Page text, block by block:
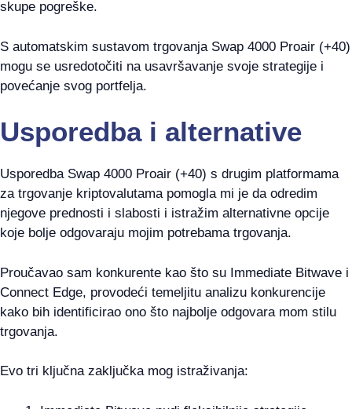
skupe pogreške.
S automatskim sustavom trgovanja Swap 4000 Proair (+40)
mogu se usredotočiti na usavršavanje svoje strategije i
povećanje svog portfelja.
Usporedba i alternative
Usporedba Swap 4000 Proair (+40) s drugim platformama
za trgovanje kriptovalutama pomogla mi je da odredim
njegove prednosti i slabosti i istražim alternativne opcije
koje bolje odgovaraju mojim potrebama trgovanja.
Proučavao sam konkurente kao što su Immediate Bitwave i
Connect Edge, provodeći temeljitu analizu konkurencije
kako bih identificirao ono što najbolje odgovara mom stilu
trgovanja.
Evo tri ključna zaključka mog istraživanja: